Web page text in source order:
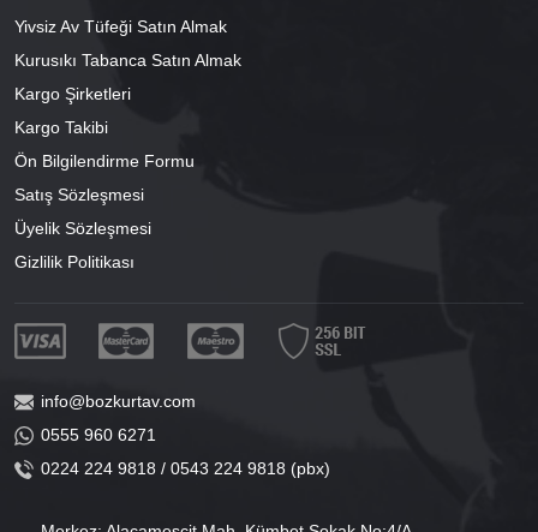
Yivsiz Av Tüfeği Satın Almak
Kurusıkı Tabanca Satın Almak
Kargo Şirketleri
Kargo Takibi
Ön Bilgilendirme Formu
Satış Sözleşmesi
Üyelik Sözleşmesi
Gizlilik Politikası
info@bozkurtav.com
0555 960 6271
0224 224 9818 / 0543 224 9818 (pbx)